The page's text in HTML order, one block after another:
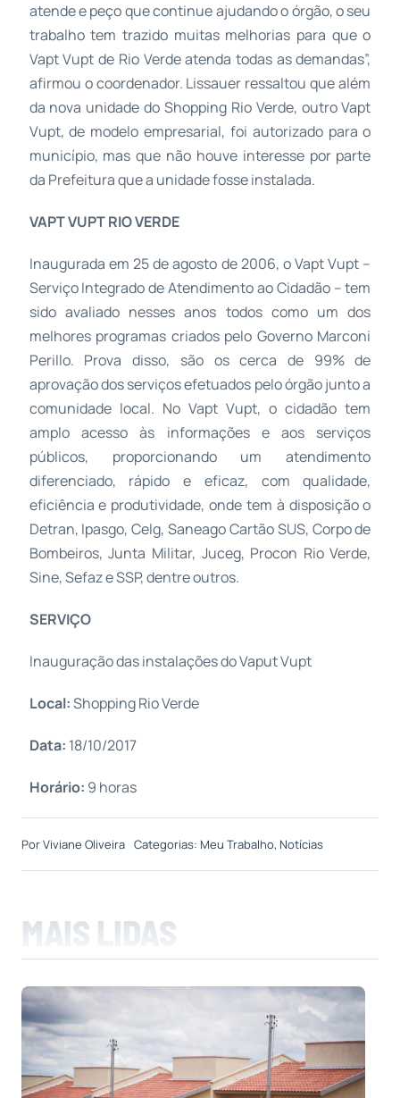
atende e peço que continue ajudando o órgão, o seu
trabalho tem trazido muitas melhorias para que o
Vapt Vupt de Rio Verde atenda todas as demandas”,
afirmou o coordenador. Lissauer ressaltou que além
da nova unidade do Shopping Rio Verde, outro Vapt
Vupt, de modelo empresarial, foi autorizado para o
município, mas que não houve interesse por parte
da Prefeitura que a unidade fosse instalada.
VAPT VUPT RIO VERDE
Inaugurada em 25 de agosto de 2006, o Vapt Vupt –
Serviço Integrado de Atendimento ao Cidadão – tem
sido avaliado nesses anos todos como um dos
melhores programas criados pelo Governo Marconi
Perillo. Prova disso, são os cerca de 99% de
aprovação dos serviços efetuados pelo órgão junto a
comunidade local. No Vapt Vupt, o cidadão tem
amplo acesso às informações e aos serviços
públicos, proporcionando um atendimento
diferenciado, rápido e eficaz, com qualidade,
eficiência e produtividade, onde tem à disposição o
Detran, Ipasgo, Celg, Saneago Cartão SUS, Corpo de
Bombeiros, Junta Militar, Juceg, Procon Rio Verde,
Sine, Sefaz e SSP, dentre outros.
SERVIÇO
Inauguração das instalações do Vaput Vupt
Local:Shopping Rio Verde
Data: 18/10/2017
Horário: 9 horas
PorViviane Oliveira Categorias: Meu Trabalho, Notícias
MAIS LIDAS